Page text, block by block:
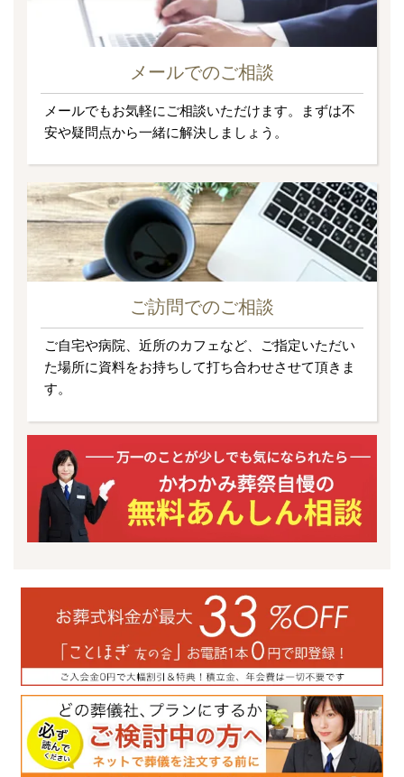
メールでのご相談
メールでもお気軽にご相談いただけます。まずは不
安や疑問点から一緒に解決しましょう。
ご訪問でのご相談
ご自宅や病院、近所のカフェなど、ご指定いただい
た場所に資料をお持ちして打ち合わせさせて頂きま
す。